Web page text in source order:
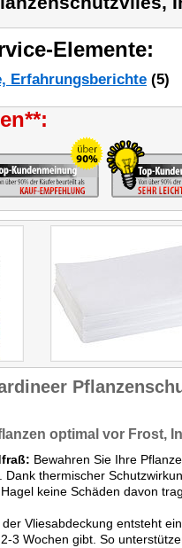
Elemente:
Erfahrungsberichte (5)
optimal vor Frost,
Bewahren Sie Ihre
thermischer
keine Schäden davon
der Vliesabdeckung entsteht
3 Wochen gibt. So